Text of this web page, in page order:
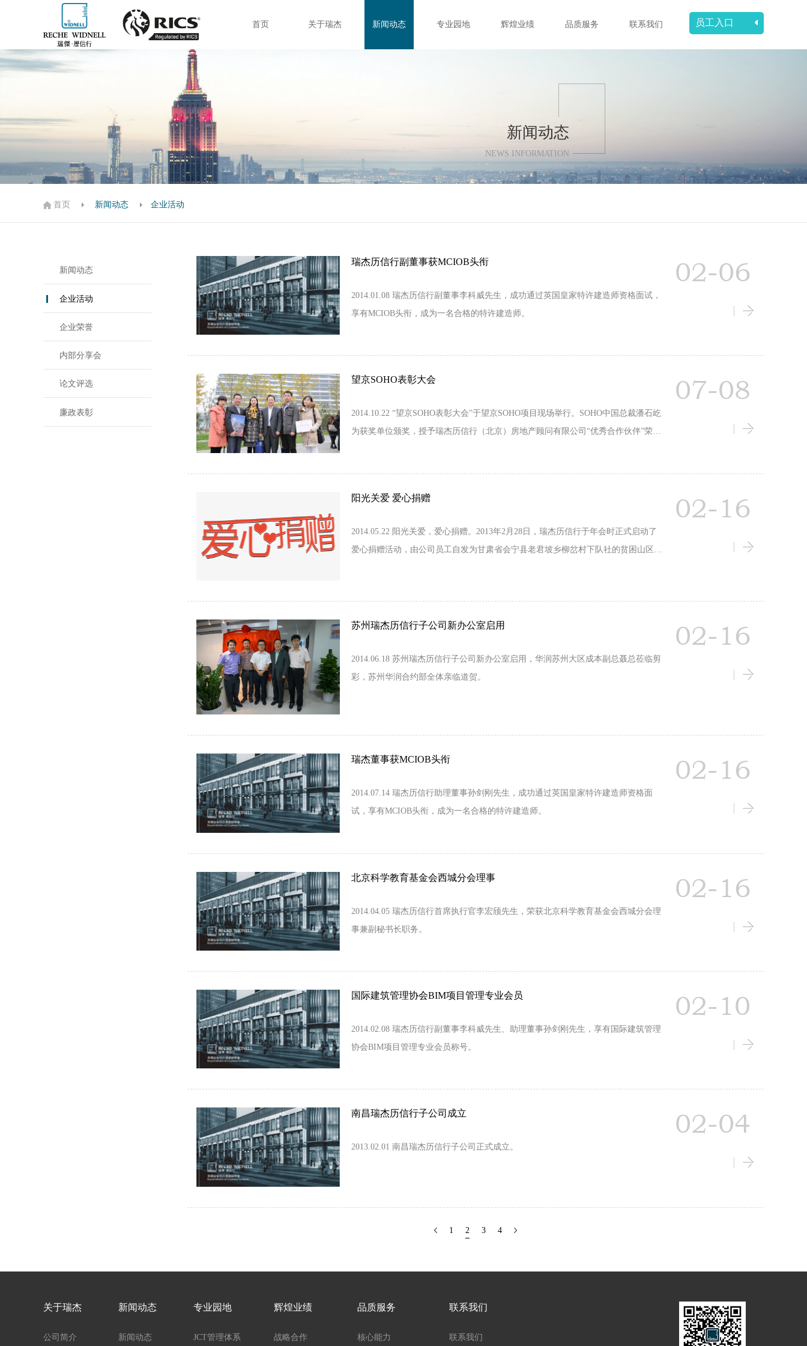
首页 关于瑞杰 新闻动态 专业园地 辉煌业绩 品质服务 联系我们 员工入口
新闻动态
NEWS INFORMATION
首页 新闻动态 企业活动
新闻动态
企业活动
企业荣誉
内部分享会
论文评选
廉政表彰
瑞杰历信行副董事获MCIOB头衔
2014.01.08 瑞杰历信行副董事李科威先生，成功通过英国皇家特许建造师资格面试，
享有MCIOB头衔，成为一名合格的特许建造师。
02-06
望京SOHO表彰大会
2014.10.22 “望京SOHO表彰大会”于望京SOHO项目现场举行。SOHO中国总裁潘石屹
为获奖单位颁奖，授予瑞杰历信行（北京）房地产顾问有限公司“优秀合作伙伴”荣
07-08
阳光关爱 爱心捐赠
2014.05.22 阳光关爱，爱心捐赠。2013年2月28日，瑞杰历信行于年会时正式启动了
爱心捐赠活动，由公司员工自发为甘肃省会宁县老君坡乡柳岔村下队社的贫困山区捐
02-16
苏州瑞杰历信行子公司新办公室启用
2014.06.18 苏州瑞杰历信行子公司新办公室启用，华润苏州大区成本副总聂总莅临剪
彩，苏州华润合约部全体亲临道贺。
02-16
瑞杰董事获MCIOB头衔
2014.07.14 瑞杰历信行助理董事孙剑刚先生，成功通过英国皇家特许建造师资格面
试，享有MCIOB头衔，成为一名合格的特许建造师。
02-16
北京科学教育基金会西城分会理事
2014.04.05 瑞杰历信行首席执行官李宏颀先生，荣获北京科学教育基金会西城分会理
事兼副秘书长职务。
02-16
国际建筑管理协会BIM项目管理专业会员
2014.02.08 瑞杰历信行副董事李科威先生、助理董事孙剑刚先生，享有国际建筑管理
协会BIM项目管理专业会员称号。
02-10
南昌瑞杰历信行子公司成立
2013.02.01 南昌瑞杰历信行子公司正式成立。
02-04
1 2 3 4
关于瑞杰
公司简介
新闻动态
新闻动态
专业园地
JCT管理体系
辉煌业绩
战略合作
品质服务
核心能力
联系我们
联系我们